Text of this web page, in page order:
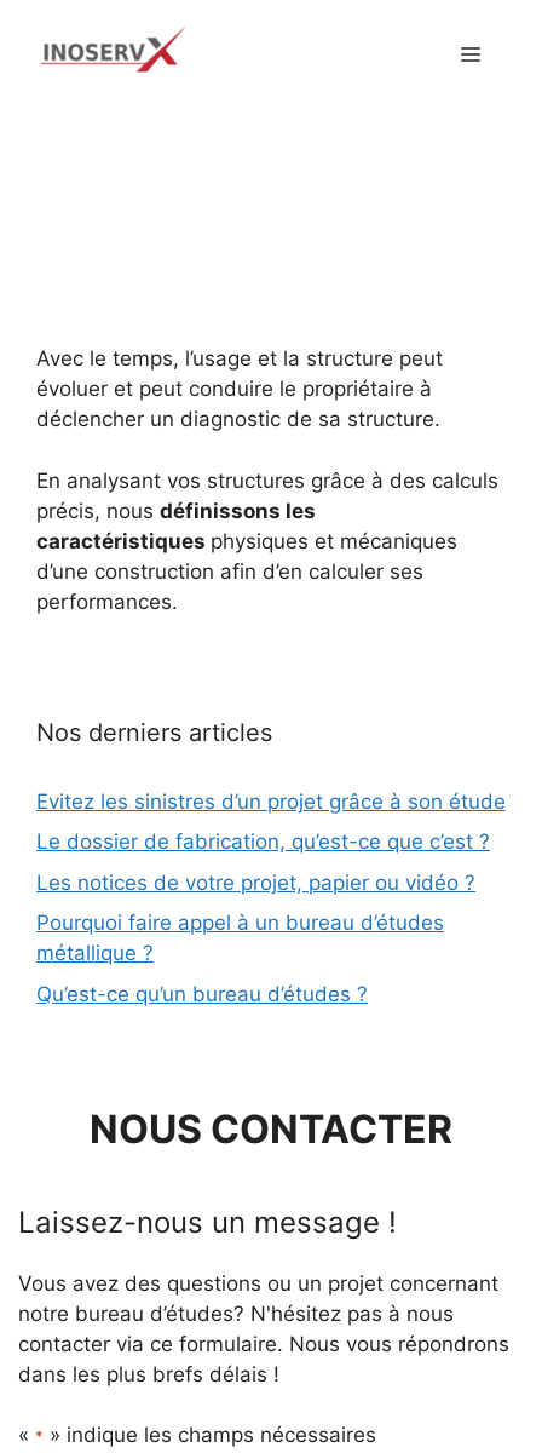
MENU
DIAGNOSTIQUE
Avec le temps, l’usage et la structure peut
évoluer et peut conduire le propriétaire à
déclencher un diagnostic de sa structure.
En analysant vos structures grâce à des calculs
précis, nous définissons les
caractéristiques physiques et mécaniques
d’une construction afin d’en calculer ses
performances.
Nos derniers articles
Evitez les sinistres d’un projet grâce à son étude
Le dossier de fabrication, qu’est-ce que c’est ?
Les notices de votre projet, papier ou vidéo ?
Pourquoi faire appel à un bureau d’études
métallique ?
Qu’est-ce qu’un bureau d’études ?
NOUS CONTACTER
Laissez-nous un message !
Vous avez des questions ou un projet concernant
notre bureau d’études? N'hésitez pas à nous
contacter via ce formulaire. Nous vous répondrons
dans les plus brefs délais !
« * » indique les champs nécessaires